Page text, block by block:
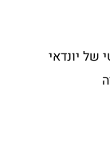
של יונדאי